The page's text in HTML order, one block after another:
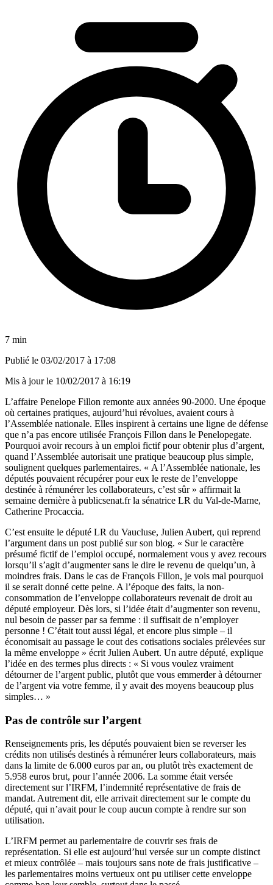
7 min
Publié le 03/02/2017 à 17:08
Mis à jour le 10/02/2017 à 16:19
L’affaire Penelope Fillon remonte aux années 90-2000. Une époque
où certaines pratiques, aujourd’hui révolues, avaient cours à
l’Assemblée nationale. Elles inspirent à certains une ligne de défense
que n’a pas encore utilisée François Fillon dans le Penelopegate.
Pourquoi avoir recours à un emploi fictif pour obtenir plus d’argent,
quand l’Assemblée autorisait une pratique beaucoup plus simple,
soulignent quelques parlementaires. « A l’Assemblée nationale, les
députés pouvaient récupérer pour eux le reste de l’enveloppe
destinée à rémunérer les collaborateurs, c’est sûr » affirmait la
semaine dernière à publicsenat.fr la sénatrice LR du Val-de-Marne,
Catherine Procaccia.
C’est ensuite le député LR du Vaucluse, Julien Aubert, qui reprend
l’argument dans un post publié surson blog. « Sur le caractère
présumé fictif de l’emploi occupé, normalement vous y avez recours
lorsqu’il s’agit d’augmenter sans le dire le revenu de quelqu’un, à
moindres frais. Dans le cas de François Fillon, je vois mal pourquoi
il se serait donné cette peine. A l’époque des faits, la non-
consommation de l’enveloppe collaborateurs revenait de droit au
député employeur. Dès lors, si l’idée était d’augmenter son revenu,
nul besoin de passer par sa femme : il suffisait de n’employer
personne ! C’était tout aussi légal, et encore plus simple – il
économisait au passage le cout des cotisations sociales prélevées sur
la même enveloppe » écrit Julien Aubert. Un autre député, explique
l’idée en des termes plus directs : « Si vous voulez vraiment
détourner de l’argent public, plutôt que vous emmerder à détourner
de l’argent via votre femme, il y avait des moyens beaucoup plus
simples… »
Pas de contrôle sur l’argent
Renseignements pris, les députés pouvaient bien se reverser les
crédits non utilisés destinés à rémunérer leurs collaborateurs, mais
dans la limite de 6.000 euros par an, ou plutôt très exactement de
5.958 euros brut, pour l’année 2006. La somme était versée
directement sur l’IRFM, l’indemnité représentative de frais de
mandat. Autrement dit, elle arrivait directement sur le compte du
député, qui n’avait pour le coup aucun compte à rendre sur son
utilisation.
L’IRFM permet au parlementaire de couvrir ses frais de
représentation. Si elle est aujourd’hui versée sur un compte distinct
et mieux contrôlée – mais toujours sans note de frais justificative –
les parlementaires moins vertueux ont pu utiliser cette enveloppe